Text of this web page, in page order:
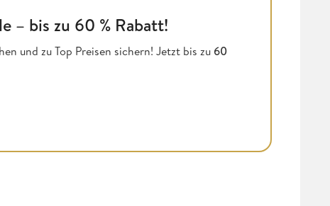
– bis zu 60 % Rabatt!
und zu Top Preisen sichern! Jetzt bis zu 60